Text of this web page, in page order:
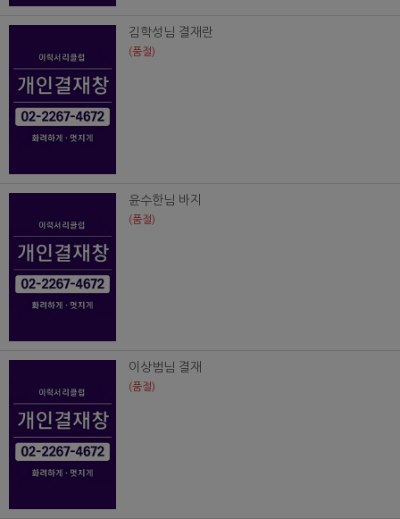
김학성님 결재란
(품절)
윤수한님 바지
(품절)
이상범님 결재
(품절)